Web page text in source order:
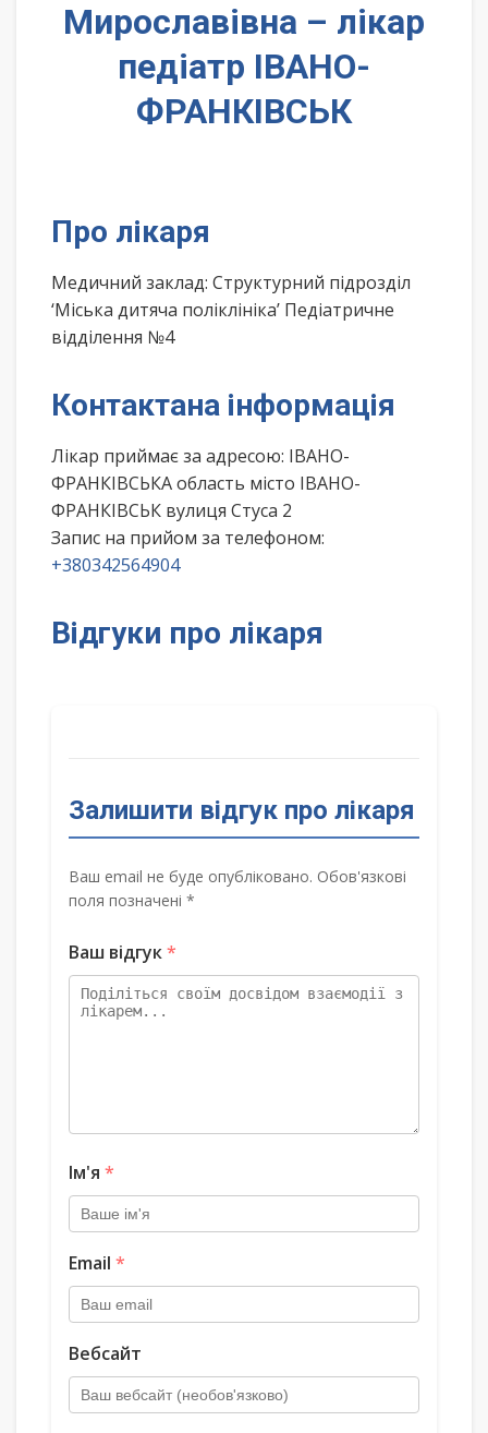
Мирославівна – лікар
педіатр ІВАНО-
ФРАНКІВСЬК
Про лікаря
Медичний заклад: Структурний підрозділ
‘Міська дитяча поліклініка’ Педіатричне
відділення №4
Контактана інформація
Лікар приймає за адресою: ІВАНО-
ФРАНКІВСЬКА область місто ІВАНО-
ФРАНКІВСЬК вулиця Стуса 2
Запис на прийом за телефоном:
+380342564904
Відгуки про лікаря
Залишити відгук про лікаря
Ваш email не буде опубліковано. Обов'язкові
поля позначені *
Ваш відгук*
Ім'я *
Email *
Вебсайт